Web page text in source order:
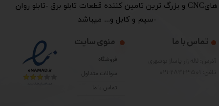
هایCNC و بزرگ ترین تامین کننده قطعات تابلو برق -تابلو روان
-سیم و کابل و... میباشد
منوی سایت
فروشگاه
سوالات متداول
تماس با ما
تماس با ما